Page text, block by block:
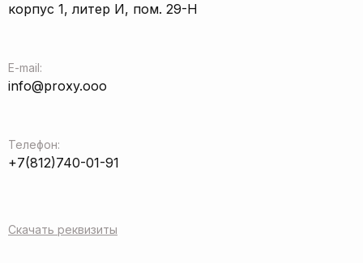
корпус 1, литер И, пом. 29-Н
E-mail:
info@proxy.ooo
Телефон:
+7(812)740-01-91
Скачать реквизиты